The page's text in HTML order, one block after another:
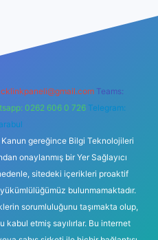
Teams:
0262 606 0 726 Telegram:
Kanun gereğince Bilgi Teknolojileri
onaylanmış bir Yer Sağlayıcı
sitedeki içerikleri proaktif
bulunmamaktadır.
sorumluluğunu taşımakta olup,
etmiş sayılırlar. Bu internet